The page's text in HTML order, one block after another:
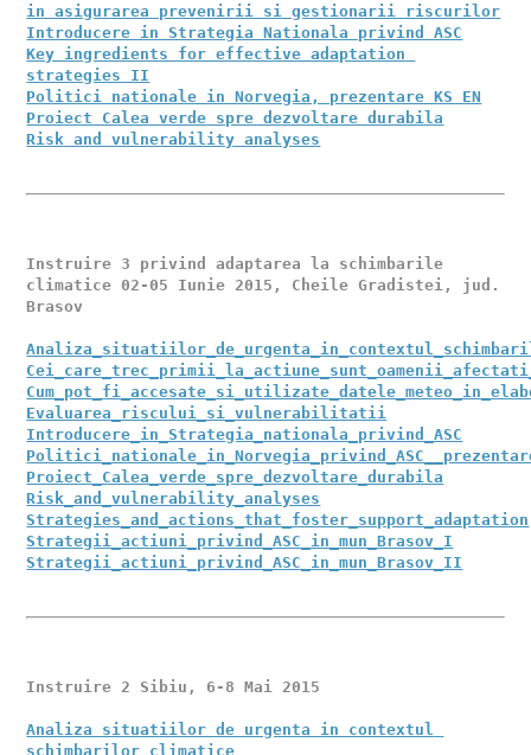
in asigurarea prevenirii si gestionarii riscurilor
Introducere in Strategia Nationala privind ASC
Key ingredients for effective adaptation
strategies II
Politici nationale in Norvegia, prezentare KS EN
Proiect Calea verde spre dezvoltare durabila
Risk and vulnerability analyses
Instruire 3 privind adaptarea la schimbarile
climatice 02-05 Iunie 2015, Cheile Gradistei, jud.
Evaluarea_riscului_si_vulnerabilitatii
Introducere_in_Strategia_nationala_privind_ASC
Proiect_Calea_verde_spre_dezvoltare_durabila
Risk_and_vulnerability_analyses
Strategies_and_actions_that_foster_support_adaptation
Strategii_actiuni_privind_ASC_in_mun_Brasov_I
Instruire 2 Sibiu, 6-8 Mai 2015
Analiza situatiilor de urgenta in contextul
schimbarilor climatice